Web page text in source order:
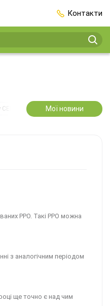
Контакти
2️⃣0️⃣2️⃣7️⃣ Усі
Мої новини
РРО. Такі РРО можна
з аналогічним періодом
ще точно є над чим